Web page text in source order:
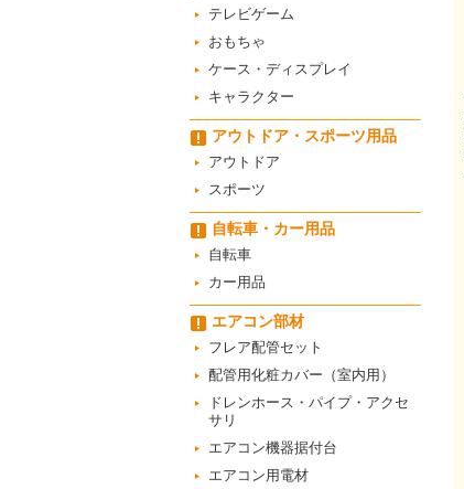
テレビゲーム
おもちゃ
ケース・ディスプレイ
キャラクター
アウトドア・スポーツ用品
アウトドア
スポーツ
自転車・カー用品
自転車
カー用品
エアコン部材
フレア配管セット
配管用化粧カバー（室内用）
ドレンホース・パイプ・アクセ
サリ
エアコン機器据付台
エアコン用電材